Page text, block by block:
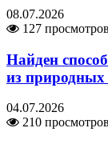
08.07.2026
127 просмотров
Найден
из
04.07.2026
210 просмотров